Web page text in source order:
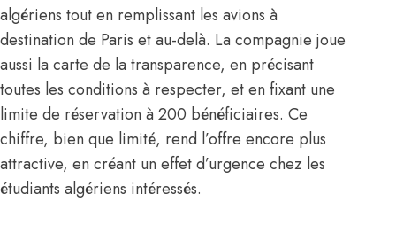
algériens tout en remplissant les avions à
destination de Paris et au-delà. La compagnie joue
aussi la carte de la transparence, en précisant
toutes les conditions à respecter, et en fixant une
limite de réservation à 200 bénéficiaires. Ce
chiffre, bien que limité, rend l’offre encore plus
attractive, en créant un effet d’urgence chez les
étudiants algériens intéressés.